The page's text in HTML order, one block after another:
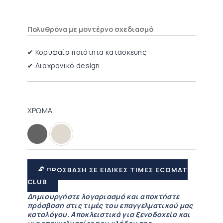
Πολυθρόνα με μοντέρνο σχεδιασμό
✔ Κορυφαία ποιότητα κατασκευής
✔ Διαχρονικό design
ΧΡΩΜΑ
🔓 ΠΡΟΣΒΑΣΗ ΣΕ ΕΙΔΙΚΕΣ ΤΙΜΕΣ ECOMAT
CLUB
Δημιουργήστε λογαριασμό και αποκτήστε
πρόσβαση στις τιμές του επαγγελματικού μας
καταλόγου. Αποκλειστικά για ξενοδοχεία και